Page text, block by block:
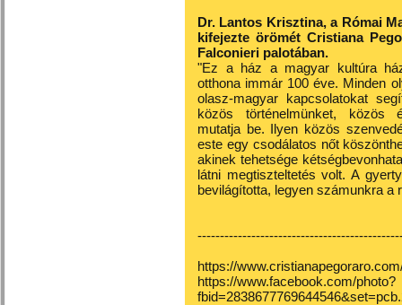
Dr. Lantos Krisztina, a Római
kifejezte örömét Cristiana
Falconieri palotában.
"Ez a ház a magyar kultúra
otthona immár 100 éve. Minden
olasz-magyar kapcsolatokat
közös történelmünket, közös
mutatja be. Ilyen közös
este egy csodálatos nőt
akinek tehetsége
látni megtiszteltetés volt. A
bevilágította, legyen számunkra a
https://
https://www.facebook.com/photo?